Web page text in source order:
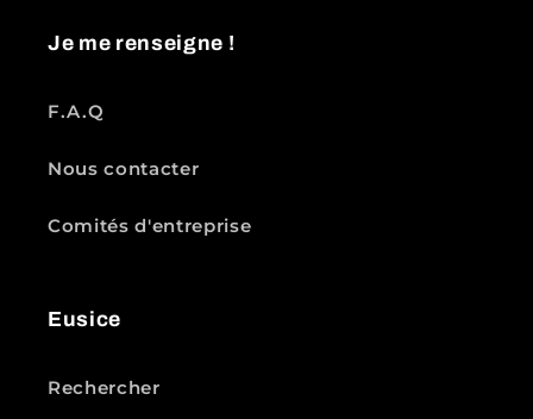
Je me renseigne !
F.A.Q
Nous contacter
Comités d'entreprise
Eusice
Rechercher